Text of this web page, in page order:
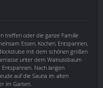
treffen oder die ganze Familie
Essen, Kochen, Entspannen,
mit dem schönen großen
unter dem Walnussbaum
Nach langen
auf die Sauna im alten
im Garten.